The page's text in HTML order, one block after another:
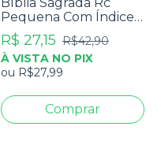
Pequena Com Índice -
Capa Luxo Azul
R$ 27,15 R$42,90
À VISTA NO PIX
ou R$27,99